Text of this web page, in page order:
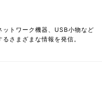
ットワーク機器、USB小物など
さまざまな情報を発信。